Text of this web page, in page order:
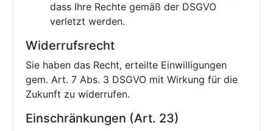
dass Ihre Rechte gemäß der DSGVO
verletzt werden.
Widerrufsrecht
Sie haben das Recht, erteilte Einwilligungen
gem. Art. 7 Abs. 3 DSGVO mit Wirkung für die
Zukunft zu widerrufen.
Einschränkungen (Art. 23)